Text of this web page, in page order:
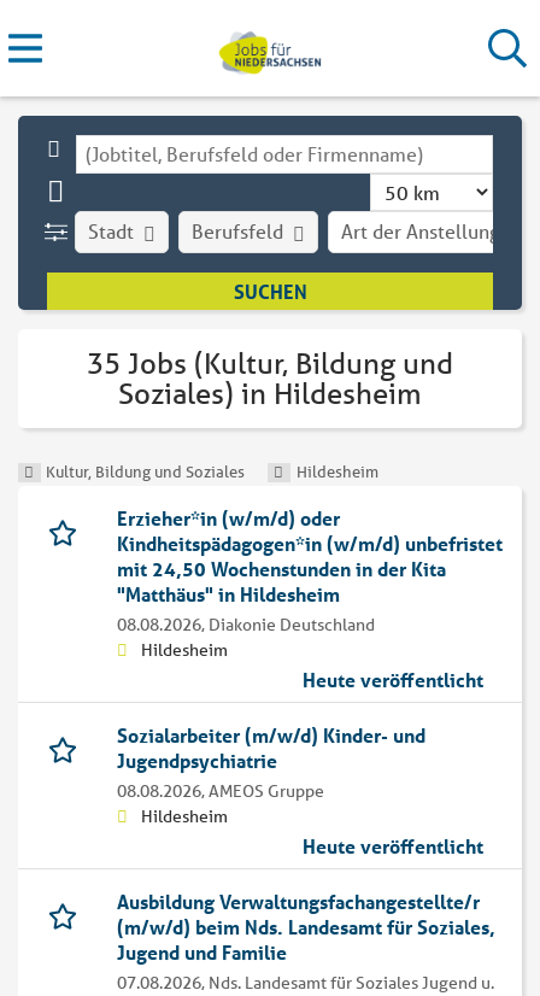
Stadt Art der Anstellung
Berufsfeld
35 Jobs (Kultur, Bildung und
Soziales) in Hildesheim
Kultur, Bildung und Soziales Hildesheim
Erzieher*in (w/m/d) oder
Kindheitspädagogen*in (w/m/d) unbefristet
mit 24,50 Wochenstunden in der Kita
"Matthäus" in Hildesheim
08.08.2026, Diakonie Deutschland
Hildesheim
Heute veröffentlicht
Sozialarbeiter (m/w/d) Kinder- und
Jugendpsychiatrie
08.08.2026,AMEOS Gruppe
Hildesheim
Heute veröffentlicht
Ausbildung Verwaltungsfachangestellte/r
(m/w/d) beim Nds. Landesamt für Soziales,
Jugend und Familie
07.08.2026, Nds. Landesamt für Soziales Jugend u.